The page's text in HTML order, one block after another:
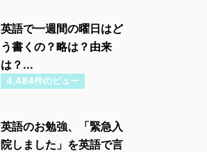
英語で一週間の曜日はど
う書くの？略は？由来
は？...
4,484件のビュー
英語のお勉強、「緊急入
院しました」を英語で言